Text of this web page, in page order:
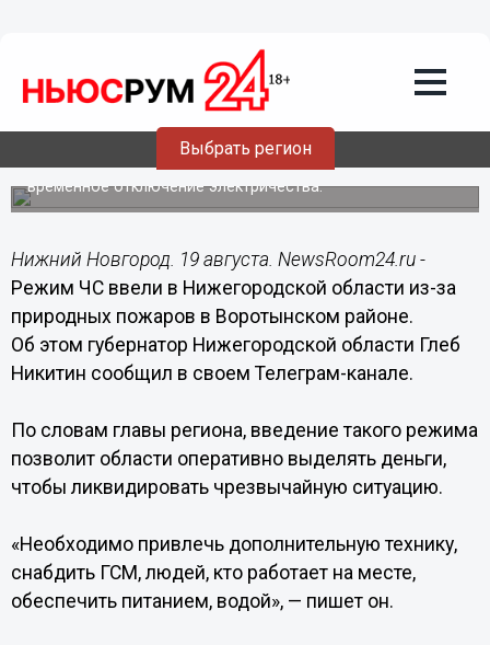
Выбрать регион
19.08.202209:42
Режим ЧС введен в Нижегородской
области из-за пожаров
В местах повышенной пожароопасности возможно
временное отключение электричества.
Нижний Новгород. 19 августа. NewsRoom24.ru -
Режим ЧС ввели в Нижегородской области из-за
природных пожаров в Воротынском районе.
Об этом губернатор Нижегородской области Глеб
Никитин сообщил в своем Телеграм-канале.
По словам главы региона, введение такого режима
позволит области оперативно выделять деньги,
чтобы ликвидировать чрезвычайную ситуацию.
«Необходимо привлечь дополнительную технику,
снабдить ГСМ, людей, кто работает на месте,
обеспечить питанием, водой», — пишет он.